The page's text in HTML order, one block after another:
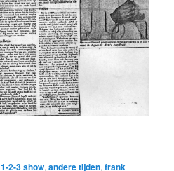
1-2-3 show,andere tijden,frank